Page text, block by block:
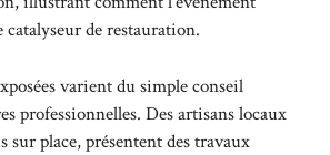
de restauration.
varient du simple conseil
professionnelles. Des artisans locaux
sur place, présentent des travaux